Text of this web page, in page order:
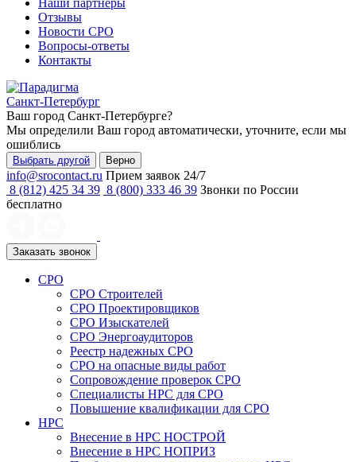
Наши партнеры
Отзывы
Новости СРО
Вопросы-ответы
Контакты
Санкт-Петербург
Ваш город Санкт-Петербурге?
Мы определили Ваш город автоматически, уточните, если мы
ошиблись
Выбрать другой Верно
info@srocontact.ru Прием заявок 24/7
8 (812) 425 34 39 8 (800) 333 46 39 Звонки по России
бесплатно
Заказать звонок
СРО
СРО Строителей
СРО Проектировщиков
СРО Изыскателей
СРО Энергоаудиторов
Реестр надежных СРО
СРО на опасные виды работ
Сопровождение проверок СРО
Специалисты НРС для СРО
Повышение квалификации для СРО
НРС
Внесение в НРС НОСТРОЙ
Внесение в НРС НОПРИЗ